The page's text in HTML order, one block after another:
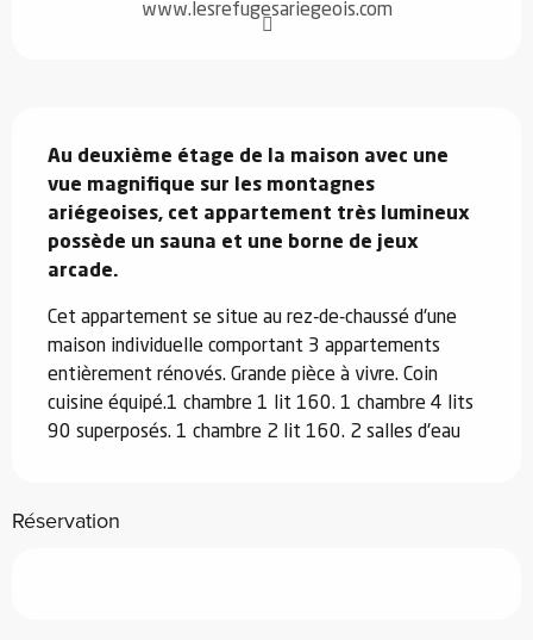
www.lesrefugesariegeois.com
Au deuxième étage de la maison avec une
vue magnifique sur les montagnes
ariégeoises, cet appartement très lumineux
possède un sauna et une borne de jeux
arcade.
Cet appartement se situe au rez-de-chaussé d'une
maison individuelle comportant 3 appartements
entièrement rénovés. Grande pièce à vivre. Coin
cuisine équipé.1 chambre 1 lit 160. 1 chambre 4 lits
90 superposés. 1 chambre 2 lit 160. 2 salles d'eau
Réservation